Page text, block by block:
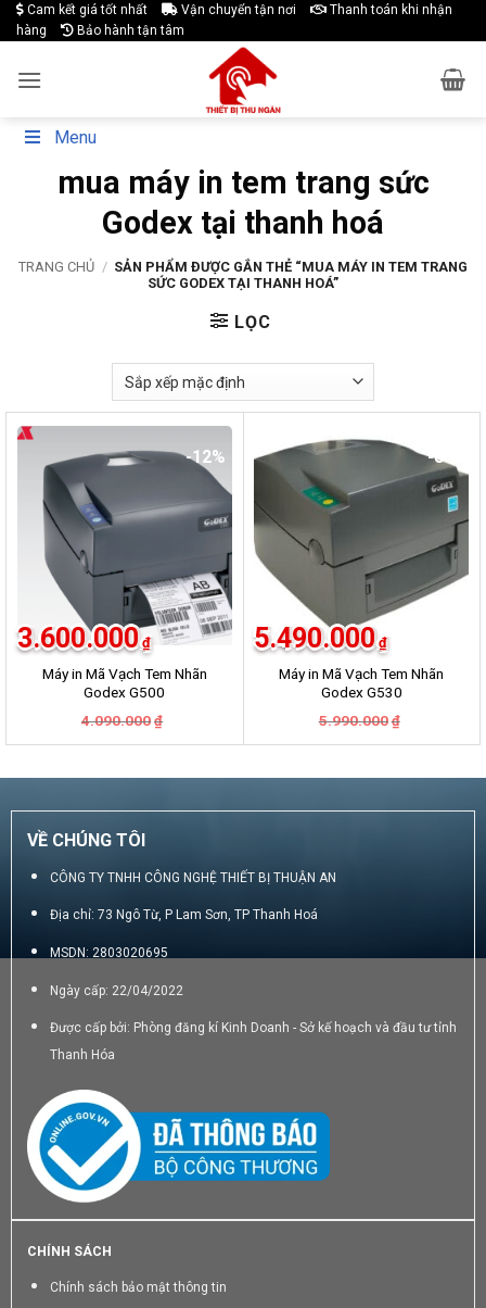
Skip
to
Cam kết giá tốt nhất Vận chuyển tận nơi
Thanh toán khi nhận
hàng
Bảo hành tận tâm
Menu
mua máy in tem trang sức
Godex tại thanh hoá
TRANG CHỦ / SẢN PHẨM ĐƯỢC GẮN THẺ “MUA MÁY IN TEM TRANG
SỨC GODEX TẠI THANH HOÁ”
LỌC
-12%
Máy in Mã Vạch Tem Nhãn
Godex G500
4.090.000 ₫
là:
3.600.000 ₫
tại
3.600.000₫.
-8%
Máy in Mã Vạch Tem Nhãn
Godex G530
5.990.000 ₫
là:
5.490.000 ₫
tại
5.490.000₫.
VỀ CHÚNG TÔI
CÔNG TY TNHH CÔNG NGHỆ THIẾT BỊ THUẬN AN
Địa chỉ: 73 Ngô Từ, P Lam Sơn, TP Thanh Hoá
MSDN: 2803020695
Ngày cấp: 22/04/2022
Được cấp bởi: Phòng đăng kí Kinh Doanh - Sở kế hoạch và đầu tư tỉnh
Thanh Hóa
CHÍNH SÁCH
Chính sách bảo mật thông tin